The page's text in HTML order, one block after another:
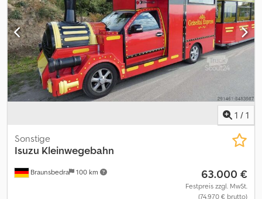
1 / 1
Braunsbedra 100 km
Sonstige
Isuzu Kleinwegebahn
63.000 €
Festpreis zzgl. MwSt.
(74.970 € brutto)